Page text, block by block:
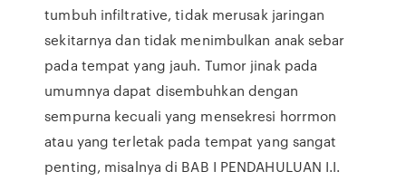
tumbuh infiltrative, tidak merusak jaringan
sekitarnya dan tidak menimbulkan anak sebar
pada tempat yang jauh. Tumor jinak pada
umumnya dapat disembuhkan dengan
sempurna kecuali yang mensekresi horrmon
atau yang terletak pada tempat yang sangat
penting, misalnya di BAB I PENDAHULUAN I.I.